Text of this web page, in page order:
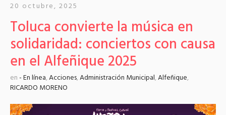
20 octubre, 2025
Toluca convierte la música en
solidaridad: conciertos con causa
en el Alfeñique 2025
en- En línea,Acciones,Administración Municipal,Alfeñique,
RICARDO MORENO